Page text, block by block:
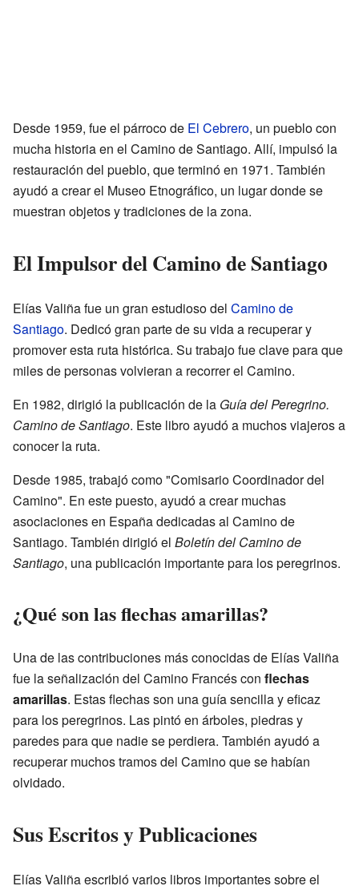
Desde 1959, fue el párroco de El Cebrero, un pueblo con
mucha historia en el Camino de Santiago. Allí, impulsó la
restauración del pueblo, que terminó en 1971. También
ayudó a crear el Museo Etnográfico, un lugar donde se
muestran objetos y tradiciones de la zona.
El Impulsor del Camino de Santiago
Elías Valiña fue un gran estudioso del Camino de
Santiago. Dedicó gran parte de su vida a recuperar y
promover esta ruta histórica. Su trabajo fue clave para que
miles de personas volvieran a recorrer el Camino.
En 1982, dirigió la publicación de la Guía del Peregrino.
Camino de Santiago. Este libro ayudó a muchos viajeros a
conocer la ruta.
Desde 1985, trabajó como "Comisario Coordinador del
Camino". En este puesto, ayudó a crear muchas
asociaciones en España dedicadas al Camino de
Santiago. También dirigió el Boletín del Camino de
Santiago, una publicación importante para los peregrinos.
¿Qué son las flechas amarillas?
Una de las contribuciones más conocidas de Elías Valiña
fue la señalización del Camino Francés con flechas
amarillas. Estas flechas son una guía sencilla y eficaz
para los peregrinos. Las pintó en árboles, piedras y
paredes para que nadie se perdiera. También ayudó a
recuperar muchos tramos del Camino que se habían
olvidado.
Sus Escritos y Publicaciones
Elías Valiña escribió varios libros importantes sobre el